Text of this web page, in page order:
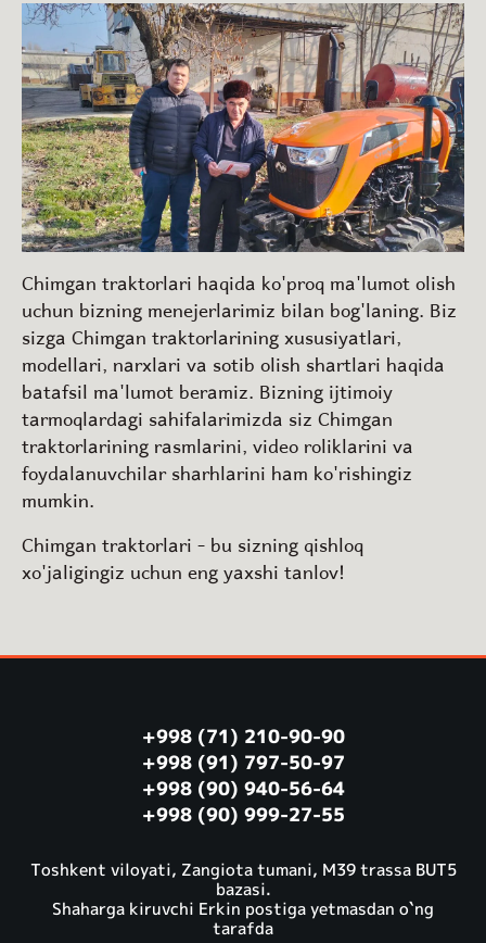
Chimgan traktorlari haqida ko'proq ma'lumot olish
uchun bizning menejerlarimiz bilan bog'laning. Biz
sizga Chimgan traktorlarining xususiyatlari,
modellari, narxlari va sotib olish shartlari haqida
batafsil ma'lumot beramiz. Bizning ijtimoiy
tarmoqlardagi sahifalarimizda siz Chimgan
traktorlarining rasmlarini, video roliklarini va
foydalanuvchilar sharhlarini ham ko'rishingiz
mumkin.
Chimgan traktorlari - bu sizning qishloq
xo'jaligingiz uchun eng yaxshi tanlov!
+998 (71) 210-90-90
+998 (91) 797-50-97
+998 (90) 940-56-64
+998 (90) 999-27-55
Toshkent viloyati, Zangiota tumani, M39 trassa BUT5
bazasi.
Shaharga kiruvchi Erkin postiga yetmasdan o`ng
tarafda